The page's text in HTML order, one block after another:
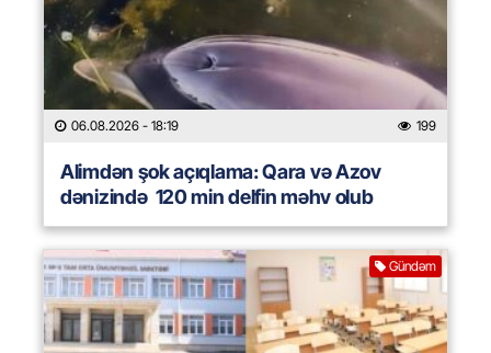
06.08.2026 - 18:19 199
Alimdən şok açıqlama: Qara və Azov
dənizində 120 min delfin məhv olub
Gündəm